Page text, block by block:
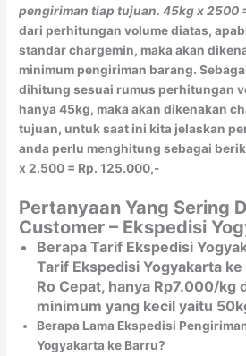
pengiriman tiap tujuan. 45kg x 2500
dari perhitungan volume diatas,
standar chargemin, maka akan
minimum pengiriman barang.
dihitung sesuai rumus perhitungan
hanya 45kg, maka akan dikenakan
tujuan, untuk saat ini kita jelaskan
anda perlu menghitung sebagai
x 2.500 = Rp. 125.000,-
Pertanyaan Yang Sering
Customer – Ekspedisi
Berapa Tarif Ekspedisi
Tarif Ekspedisi Yogyakarta
Ro Cepat, hanya Rp7.000/kg
minimum yang kecil yaitu
Berapa Lama Ekspedisi
Yogyakarta ke Barru?